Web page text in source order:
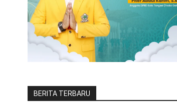
BERITA TERBARU